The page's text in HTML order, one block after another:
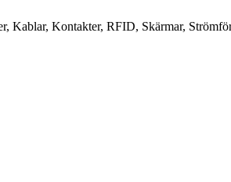
Kablar, Kontakter, RFID, Skärmar,